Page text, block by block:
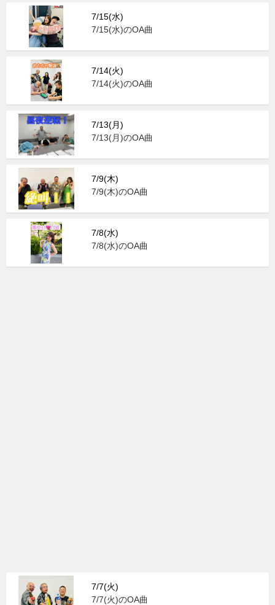
7/15(水)
7/15(水)のOA曲
7/14(火)
7/14(火)のOA曲
7/13(月)
7/13(月)のOA曲
7/9(木)
7/9(木)のOA曲
7/8(水)
7/8(水)のOA曲
7/7(火)
7/7(火)のOA曲